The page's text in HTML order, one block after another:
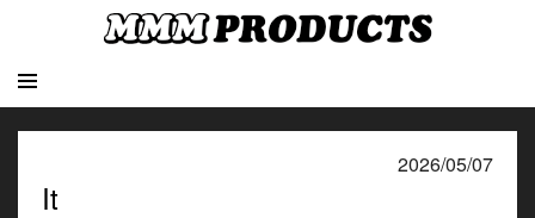
2026/05/07
It